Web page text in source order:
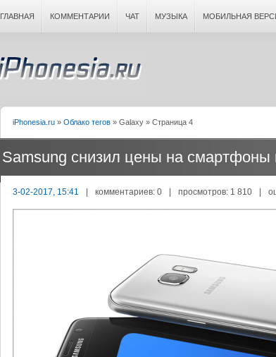
ГЛАВНАЯ КОММЕНТАРИИ ЧАТ МУЗЫКА МОБИЛЬНАЯ
iPhonesia.ru » Облако тегов » Galaxy » Страница 4
Samsung снизил цены на смартфоны
3-02-2017, 15:41 | комментариев: 0 | просмотров: 1 810 |